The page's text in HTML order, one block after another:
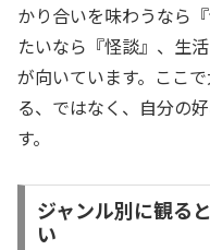
かり合いを味わうなら
たいなら『怪談』、生
が向いています。ここ
る、ではなく、自分の
す。
ジャンル別に観る
い